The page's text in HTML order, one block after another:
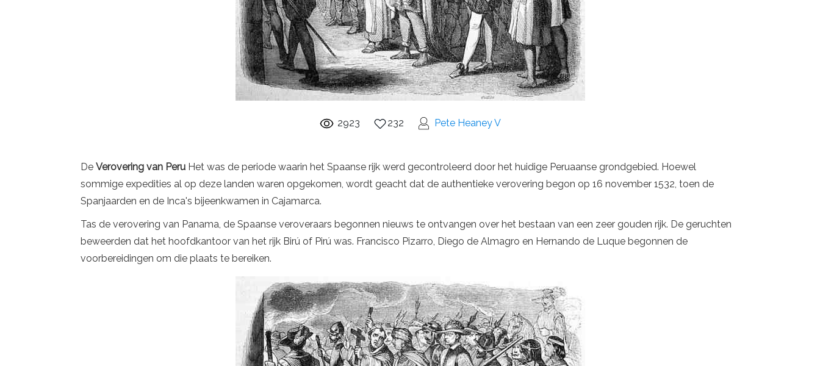
2923 232 Pete Heaney V
De Verovering van Peru Het was de periode waarin het Spaanse rijk werd gecontroleerd door het huidige Peruaanse grondgebied. Hoewel
sommige expedities al op deze landen waren opgekomen, wordt geacht dat de authentieke verovering begon op 16 november 1532, toen de
Spanjaarden en de Inca's bijeenkwamen in Cajamarca.
Tas de verovering van Panama, de Spaanse veroveraars begonnen nieuws te ontvangen over het bestaan ​​van een zeer gouden rijk. De geruchten
beweerden dat het hoofdkantoor van het rijk Birú of Pirú was. Francisco Pizarro, Diego de Almagro en Hernando de Luque begonnen de
voorbereidingen om die plaats te bereiken.